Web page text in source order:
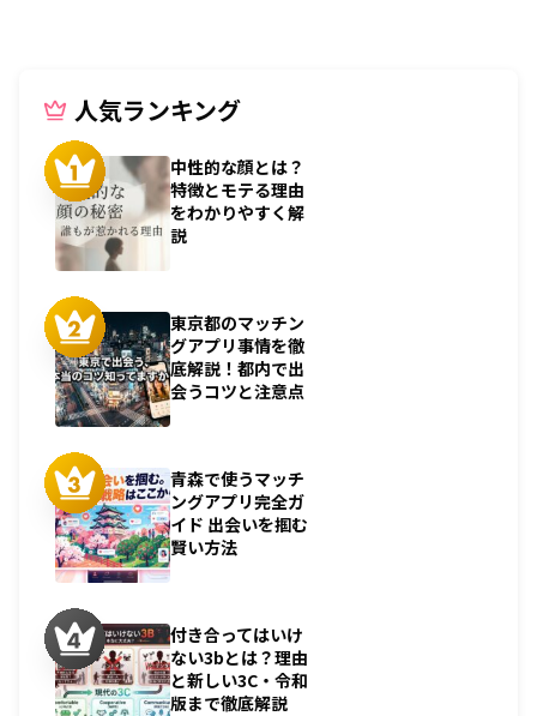
人気ランキング
中性的な顔とは？
特徴とモテる理由
をわかりやすく解
説
東京都のマッチン
グアプリ事情を徹
底解説！都内で出
会うコツと注意点
青森で使うマッチ
ングアプリ完全ガ
イド 出会いを掴む
賢い方法
付き合ってはいけ
ない3bとは？理由
と新しい3C・令和
版まで徹底解説